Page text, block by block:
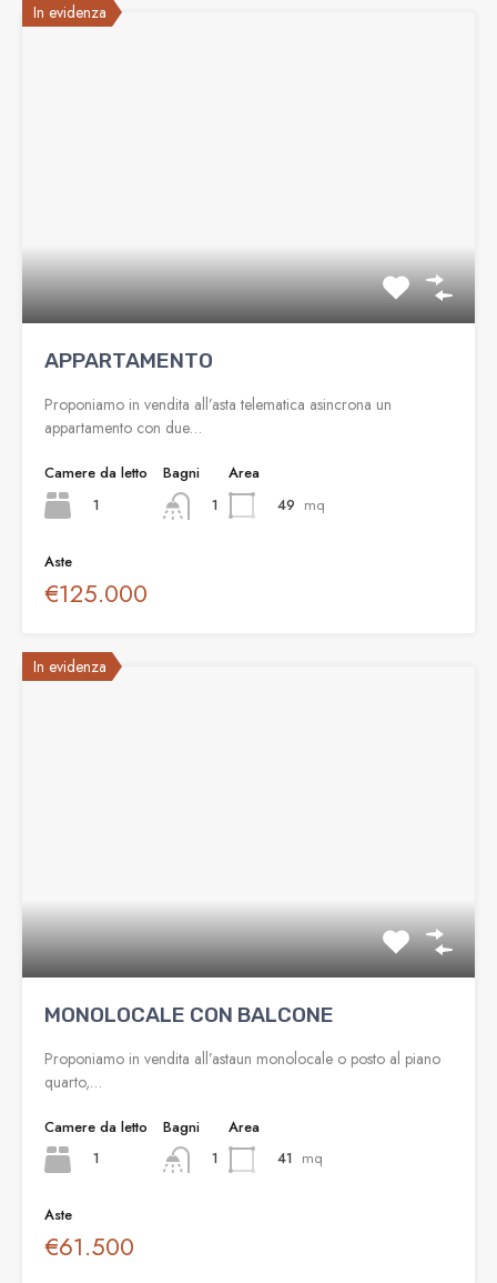
In evidenza
APPARTAMENTO
Proponiamo in vendita all’asta telematica asincrona un
appartamento con due…
Camere da letto
1
Bagni
1
Area
49 mq
Aste
€125.000
In evidenza
MONOLOCALE CON BALCONE
Proponiamo in vendita all’astaun monolocale o posto al piano
quarto,…
Camere da letto
1
Bagni
1
Area
41 mq
Aste
€61.500